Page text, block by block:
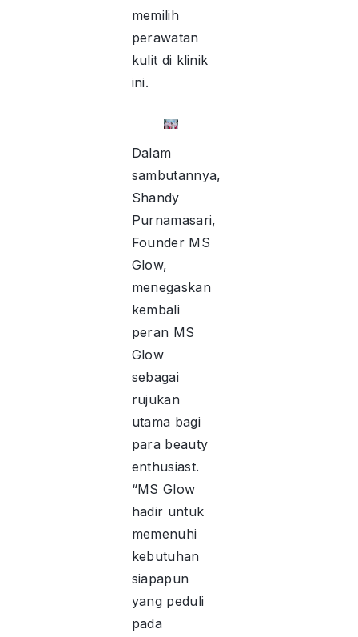
memilih
perawatan
kulit di klinik
ini.
Dalam
sambutannya,
Shandy
Purnamasari,
Founder MS
Glow,
menegaskan
kembali
peran MS
Glow
sebagai
rujukan
utama bagi
para beauty
enthusiast.
“MS Glow
hadir untuk
memenuhi
kebutuhan
siapapun
yang peduli
pada